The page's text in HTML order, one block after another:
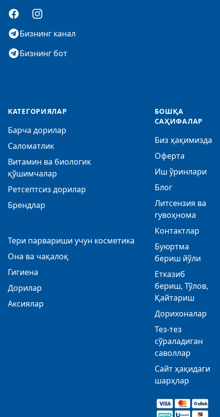
FacebookInstagram
Бизнинг канал
Бизнинг бот
КАТЕГОРИЯЛАР
Барча дорилар
Саломатлик
Витамин ва биологик
қўшимчалар
Ретсептсиз дорилар
Брендлар
Тери парвариши учун косметика
Она ва чақалоқ
Гигиена
Дорилар
Аксиялар
БОШҚА
САҲИФАЛАР
Биз ҳақимизда
Оферта
Иш ўринлари
Блог
Литсензия ва
гувоҳнома
Контактлар
Буюртма
бериш йўли
Етказиб
бериш, Тўлов,
Қайтариш
Дорихоналар
Тез-тез
сўраладиган
саволлар
Сайт ҳақидаги
шарҳлар